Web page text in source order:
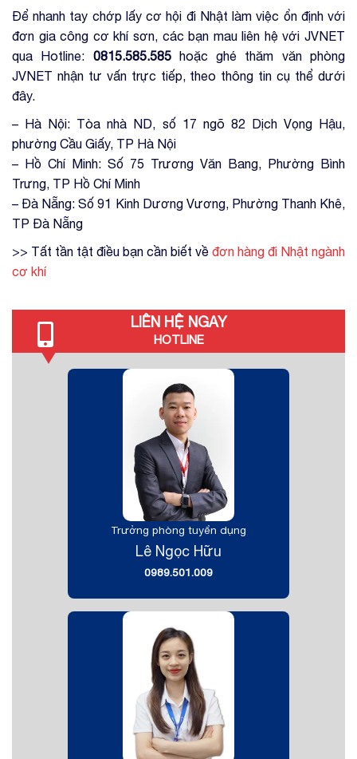
Để nhanh tay chớp lấy cơ hội đi Nhật làm việc ổn định với
đơn gia công cơ khí sơn, các bạn mau liên hệ với JVNET
qua Hotline: 0815.585.585hoặc ghé thăm văn phòng
JVNET nhận tư vấn trực tiếp, theo thông tin cụ thể dưới
đây.
– Hà Nội: Tòa nhà ND, số 17 ngõ 82 Dịch Vọng Hậu,
phường Cầu Giấy, TP Hà Nội
– Hồ Chí Minh: Số 75 Trương Văn Bang, Phường Bình
Trưng, TP Hồ Chí Minh
– Đà Nẵng: Số 91 Kinh Dương Vương, Phường Thanh Khê,
TP Đà Nẵng
>> Tất tần tật điều bạn cần biết về đơn hàng đi Nhật ngành
cơ khí
LIÊN HỆ NGAY
HOTLINE
Trưởng phòng tuyển dụng
Lê Ngọc Hữu
0989.501.009